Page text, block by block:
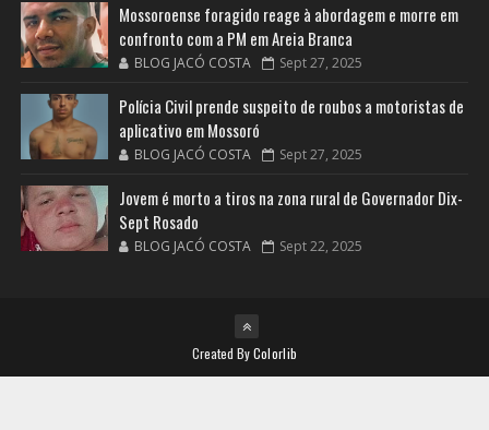
Mossoroense foragido reage à abordagem e morre em
confronto com a PM em Areia Branca
BLOG JACÓ COSTA Sept 27, 2025
Polícia Civil prende suspeito de roubos a motoristas de
aplicativo em Mossoró
BLOG JACÓ COSTA Sept 27, 2025
Jovem é morto a tiros na zona rural de Governador Dix-
Sept Rosado
BLOG JACÓ COSTA Sept 22, 2025
Created ByColorlib